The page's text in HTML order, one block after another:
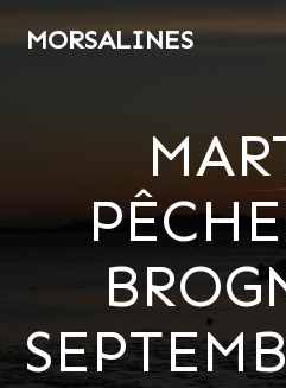
au
MORSALINES